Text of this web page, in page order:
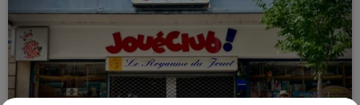
justifiée par la sécheresse intense qui est toujours
présente.